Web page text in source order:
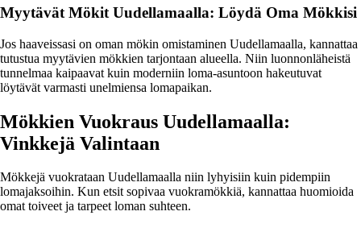
Myytävät Mökit Uudellamaalla: Löydä Oma Mökkisi
Jos haaveissasi on oman mökin omistaminen Uudellamaalla, kannattaa
tutustua myytävien mökkien tarjontaan alueella. Niin luonnonläheistä
tunnelmaa kaipaavat kuin moderniin loma-asuntoon hakeutuvat
löytävät varmasti unelmiensa lomapaikan.
Mökkien Vuokraus Uudellamaalla:
Vinkkejä Valintaan
Mökkejä vuokrataan Uudellamaalla niin lyhyisiin kuin pidempiin
lomajaksoihin. Kun etsit sopivaa vuokramökkiä, kannattaa huomioida
omat toiveet ja tarpeet loman suhteen.